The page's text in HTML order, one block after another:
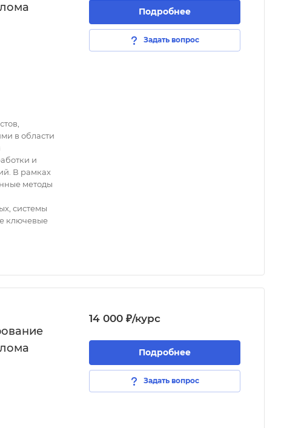
в области
и
В рамках
методы
системы
ключевые
Подробнее
Задать вопрос
14 000 ₽/курс
Подробнее
Задать вопрос